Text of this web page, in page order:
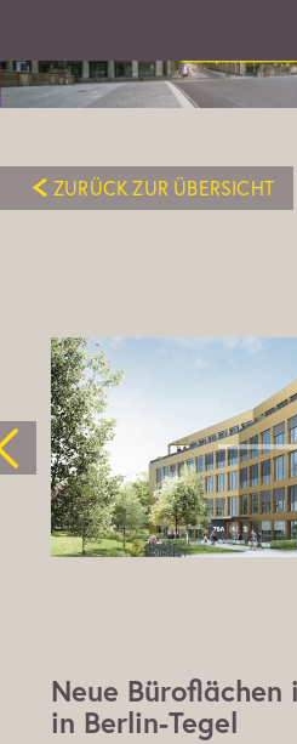
ZURÜCK ZUR ÜBERSICHT
Neue Büroflächen
in Berlin-Tegel